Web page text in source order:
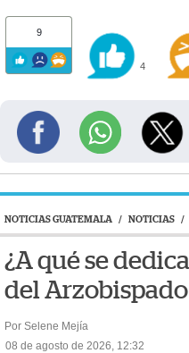
9
4
NOTICIAS GUATEMALA / NOTICIAS /
¿A qué se
del
Por Selene Mejía
08 de agosto de 2026, 12:32